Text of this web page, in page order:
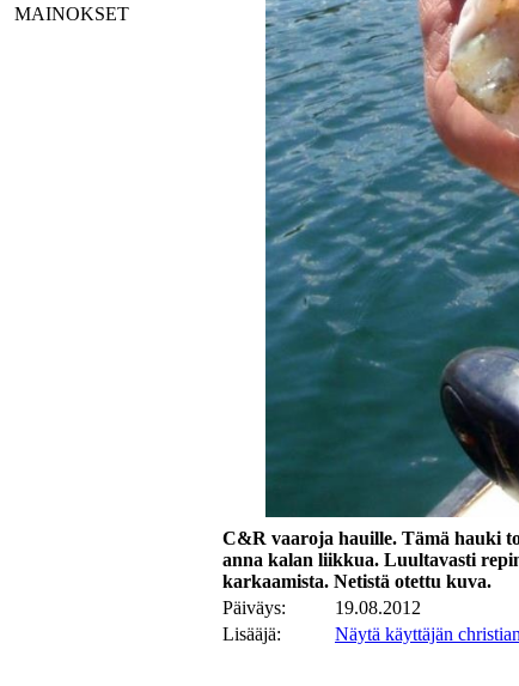
MAINOKSET
C&R vaaroja hauille. Tämä hauki
anna kalan liikkua. Luultavasti
karkaamista. Netistä otettu kuva.
Päiväys:
19.08.2012
Lisääjä: Näytä käyttäjän